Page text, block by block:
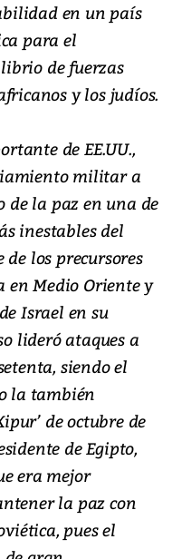
en un país
para el
de fuerzas
y los judíos.
de EE.UU.,
militar a
la paz en una de
inestables del
los precursores
Medio Oriente y
Israel en su
lideró ataques a
siendo el
la también
de octubre de
de Egipto,
era mejor
la paz con
pues el